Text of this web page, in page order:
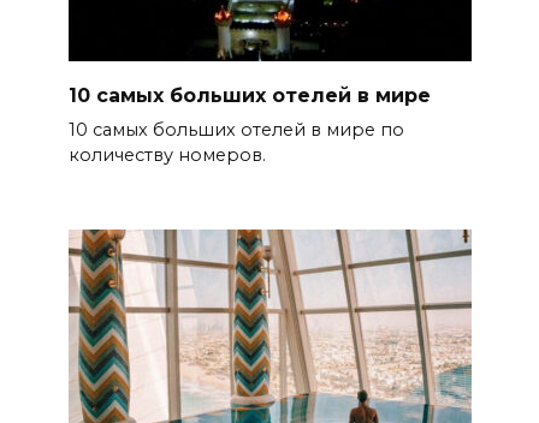
10 самых больших отелей в мире
10 самых больших отелей в мире по
количеству номеров.